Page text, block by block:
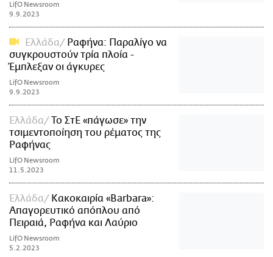
LifO Newsroom
9.9.2023
Ελλάδα
Ραφήνα: Παραλίγο να
συγκρουστούν τρία πλοία -
Έμπλεξαν οι άγκυρες
LifO Newsroom
9.9.2023
Ελλάδα
Το ΣτΕ «πάγωσε» την
τσιμεντοποίηση του ρέματος της
Ραφήνας
LifO Newsroom
11.5.2023
Ελλάδα
Κακοκαιρία «Barbara»:
Απαγορευτικό απόπλου από
Πειραιά, Ραφήνα και Λαύριο
LifO Newsroom
5.2.2023